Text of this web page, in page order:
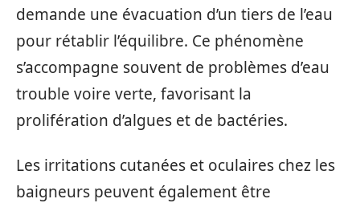
demande une évacuation d’un tiers de l’eau
pour rétablir l’équilibre. Ce phénomène
s’accompagne souvent de problèmes d’eau
trouble voire verte, favorisant la
prolifération d’algues et de bactéries.
Les irritations cutanées et oculaires chez les
baigneurs peuvent également être